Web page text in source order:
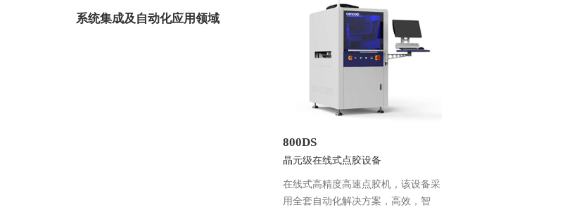
系统集成及自动化应用领域
800DS
晶元级在线式点胶设备
在线式高精度高速点胶机，该设备采
用全套自动化解决方案，高效，智